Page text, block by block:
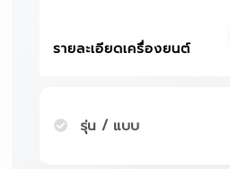
รายละเอียดเครื่องยนต์
รุ่น / แบบ